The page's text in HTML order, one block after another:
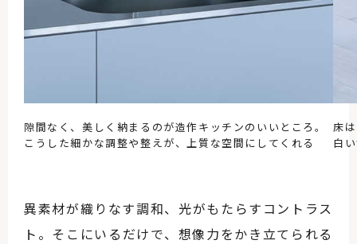
隙間なく、美しく納まるのが造作キッチンのいいところ。
こうした細かな調整や整えが、上質な空間にしてくれる
床
白
異素材が織りなす調和、光がもたらすコントラス
ト。そこにいるだけで、想像力をかき立てられる